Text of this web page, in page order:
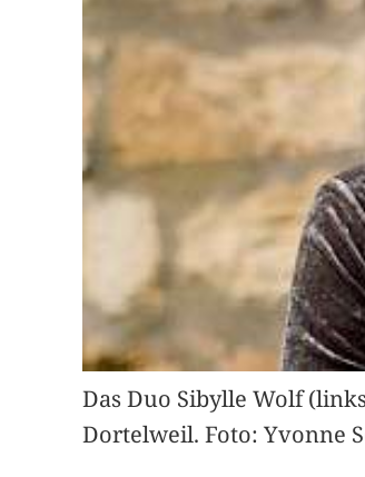
Das Duo Sibylle Wolf
Dortelweil. Foto: Yvonne